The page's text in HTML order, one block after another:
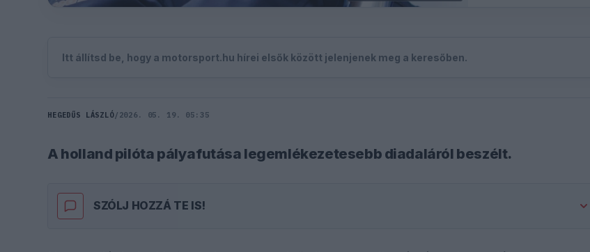
Itt állítsd be, hogy a motorsport.hu hírei elsők között jelenjenek meg a keresőben.
HEGEDŰS LÁSZLÓ/ 2026. 05. 19. 05:35
A holland pilóta pályafutása legemlékezetesebb diadaláról beszélt.
SZÓLJ HOZZÁ TE IS!